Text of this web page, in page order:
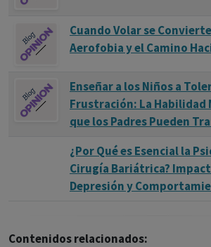
Cuando Volar se
Aerofobia y el Camino
Enseñar a los Niños a
Frustración: La
que los Padres Pueden
¿Por Qué es Esencial la
Cirugía Bariátrica?
Depresión y
Contenidos relacionados: